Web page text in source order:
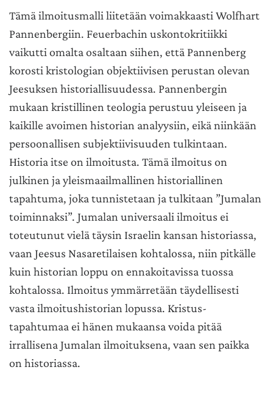
Tämä ilmoitusmalli liitetään voimakkaasti Wolfhart
Pannenbergiin. Feuerbachin uskontokritiikki
vaikutti omalta osaltaan siihen, että Pannenberg
korosti kristologian objektiivisen perustan olevan
Jeesuksen historiallisuudessa. Pannenbergin
mukaan kristillinen teologia perustuu yleiseen ja
kaikille avoimen historian analyysiin, eikä niinkään
persoonallisen subjektiivisuuden tulkintaan.
Historia itse on ilmoitusta. Tämä ilmoitus on
julkinen ja yleismaailmallinen historiallinen
tapahtuma, joka tunnistetaan ja tulkitaan ”Jumalan
toiminnaksi”. Jumalan universaali ilmoitus ei
toteutunut vielä täysin Israelin kansan historiassa,
vaan Jeesus Nasaretilaisen kohtalossa, niin pitkälle
kuin historian loppu on ennakoitavissa tuossa
kohtalossa. Ilmoitus ymmärretään täydellisesti
vasta ilmoitushistorian lopussa. Kristus-
tapahtumaa ei hänen mukaansa voida pitää
irrallisena Jumalan ilmoituksena, vaan sen paikka
on historiassa.